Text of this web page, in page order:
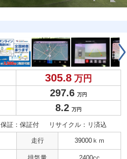
305.8 万円
297.6 万円
8.2 万円
保証：保証付 リサイクル：リ済込
走行 39000ｋｍ